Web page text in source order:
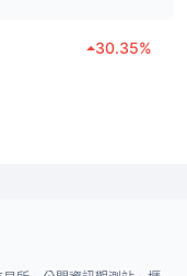
30.35%